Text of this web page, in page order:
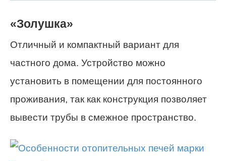
«Золушка»
Отличный и компактный вариант для
частного дома. Устройство можно
установить в помещении для постоянного
проживания, так как конструкция позволяет
вывести трубы в смежное пространство.